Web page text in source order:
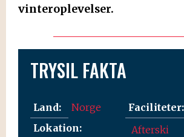
vinteroplevelser.
TRYSIL FAKTA
Land:
Norge
Lokation:
Faciliteter:
Afterski